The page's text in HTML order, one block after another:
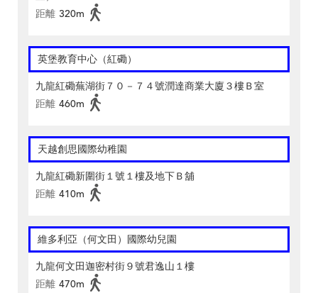
距離 320m
英堡教育中心（紅磡）
九龍紅磡蕪湖街７０－７４號潤達商業大廈３樓Ｂ室
距離 460m
天越創思國際幼稚園
九龍紅磡新圍街１號１樓及地下Ｂ舖
距離 410m
維多利亞（何文田）國際幼兒園
九龍何文田迦密村街９號君逸山１樓
距離 470m